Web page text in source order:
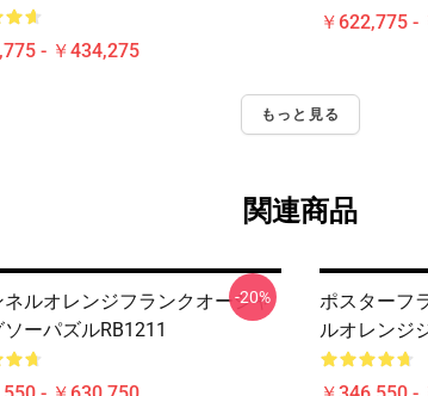
- ￥434,275
￥622,775 -
もっと見る
関連商品
ルオレンジフランクオーシャ
ソーパズルRB1211
-20%
ポスターフ
ルオレンジ